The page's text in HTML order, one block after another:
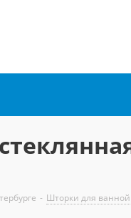
- Шторки для ванной